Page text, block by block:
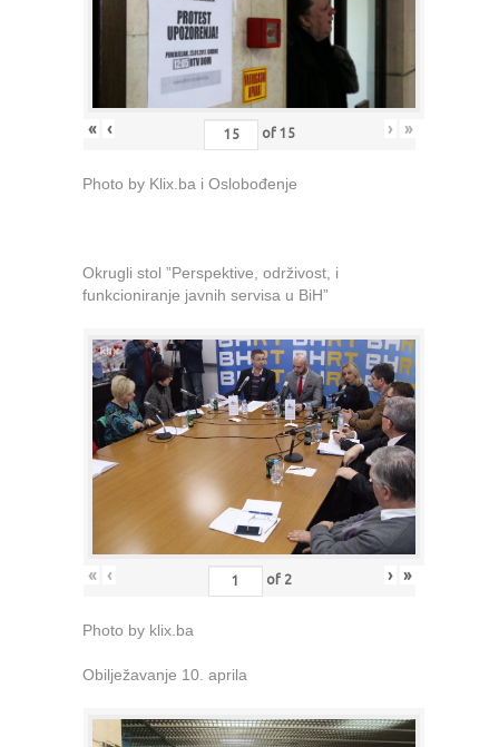
« ‹ of 15 › »
Photo by Klix.ba i Oslobođenje
Okrugli stol ”Perspektive, održivost, i
funkcioniranje javnih servisa u BiH”
« ‹ of 2 › »
Photo by klix.ba
Obilježavanje 10. aprila